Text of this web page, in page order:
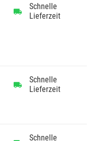
Schnelle
Lieferzeit
Schnelle
Lieferzeit
Schnelle